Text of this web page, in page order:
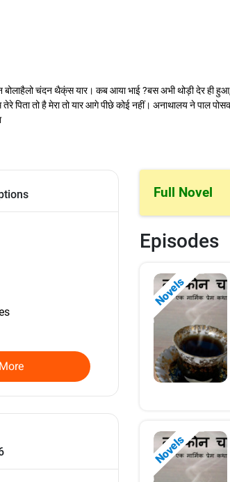
चंदन थैक्ंस यार। कब आया भाई ?बस अभी थोड़ी देर ही हुआ,
पिता तो है मेरा तो यार आगे पीछे कोई नहीं। अनाथालय ने पाल
Full Novel
Episodes
Novels
Novels